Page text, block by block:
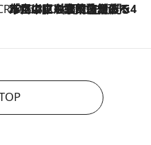
CHOICE
2026.8.7
「立川にも歌舞伎があるんだよ」 片岡仁左衛門・市川中車ら豪華座組みで4年目の立川立飛歌舞伎へ